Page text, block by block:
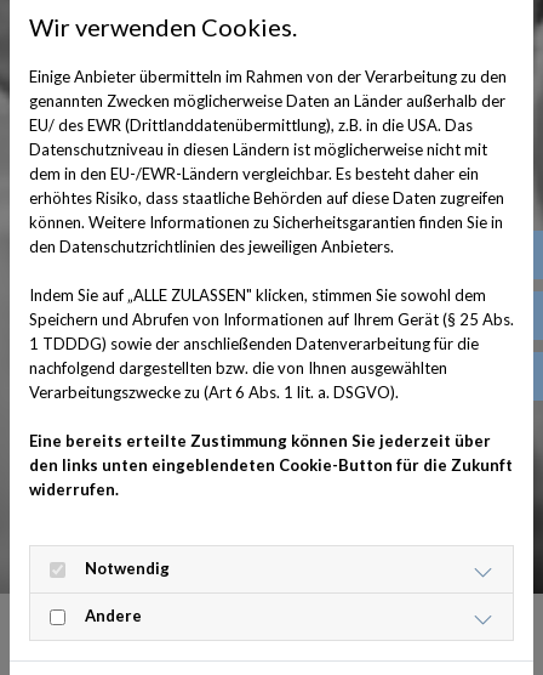
Wir verwenden Cookies.
Einige Anbieter übermitteln im Rahmen von der Verarbeitung zu den
genannten Zwecken möglicherweise Daten an Länder außerhalb der
EU/ des EWR (Drittlanddatenübermittlung), z.B. in die USA. Das
Datenschutzniveau in diesen Ländern ist möglicherweise nicht mit
dem in den EU-/EWR-Ländern vergleichbar. Es besteht daher ein
erhöhtes Risiko, dass staatliche Behörden auf diese Daten zugreifen
können. Weitere Informationen zu Sicherheitsgarantien finden Sie in
den Datenschutzrichtlinien des jeweiligen Anbieters.
Indem Sie auf „ALLE ZULASSEN" klicken, stimmen Sie sowohl dem
Speichern und Abrufen von Informationen auf Ihrem Gerät (§ 25 Abs.
1 TDDDG) sowie der anschließenden Datenverarbeitung für die
nachfolgend dargestellten bzw. die von Ihnen ausgewählten
Verarbeitungszwecke zu (Art 6 Abs. 1 lit. a. DSGVO).
Eine bereits erteilte Zustimmung können Sie jederzeit über
den links unten eingeblendeten Cookie-Button für die Zukunft
widerrufen.
Notwendig
Andere